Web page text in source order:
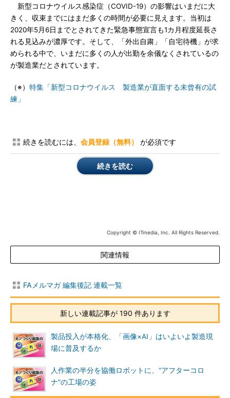
新型コロナウイルス感染症（COVID-19）の影響はいまだに大
きく、収束までにはまだ多くの時間が必要に見えます。当初は
2020年5月6日までとされてきた緊急事態宣言も1カ月程度延長さ
れる見込みが濃厚です。そして、「外出自粛」「自宅待機」が求
められる中で、いまだに多くの人が出勤を余儀なくされているの
が製造業だとされています。
（※） 特集「新型コロナウイルス 製造業が直面する未曾有の試
練」
続きを読むには、 会員登録（無料） が必須です
続きを読む
Copyright © ITmedia, Inc. All Rights Reserved.
関連情報
FAメルマガ 編集後記 連載一覧
新しい連載記事が 190 件あります
製品投入が本格化、「画像×AI」はいよいよ製造現
場に普及するか
人作業の半分を協働ロボットに、“アフターコロ
ナ”の工場の姿